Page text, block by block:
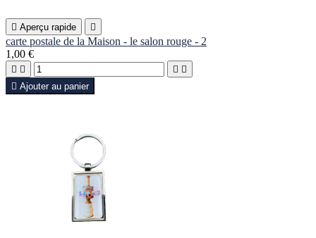
 Aperçu rapide 
carte postale de la Maison - le salon rouge - 2
1,00 €
   
 Ajouter au panier